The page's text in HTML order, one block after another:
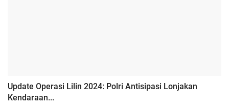
Update Operasi Lilin 2024: Polri Antisipasi Lonjakan
Kendaraan...